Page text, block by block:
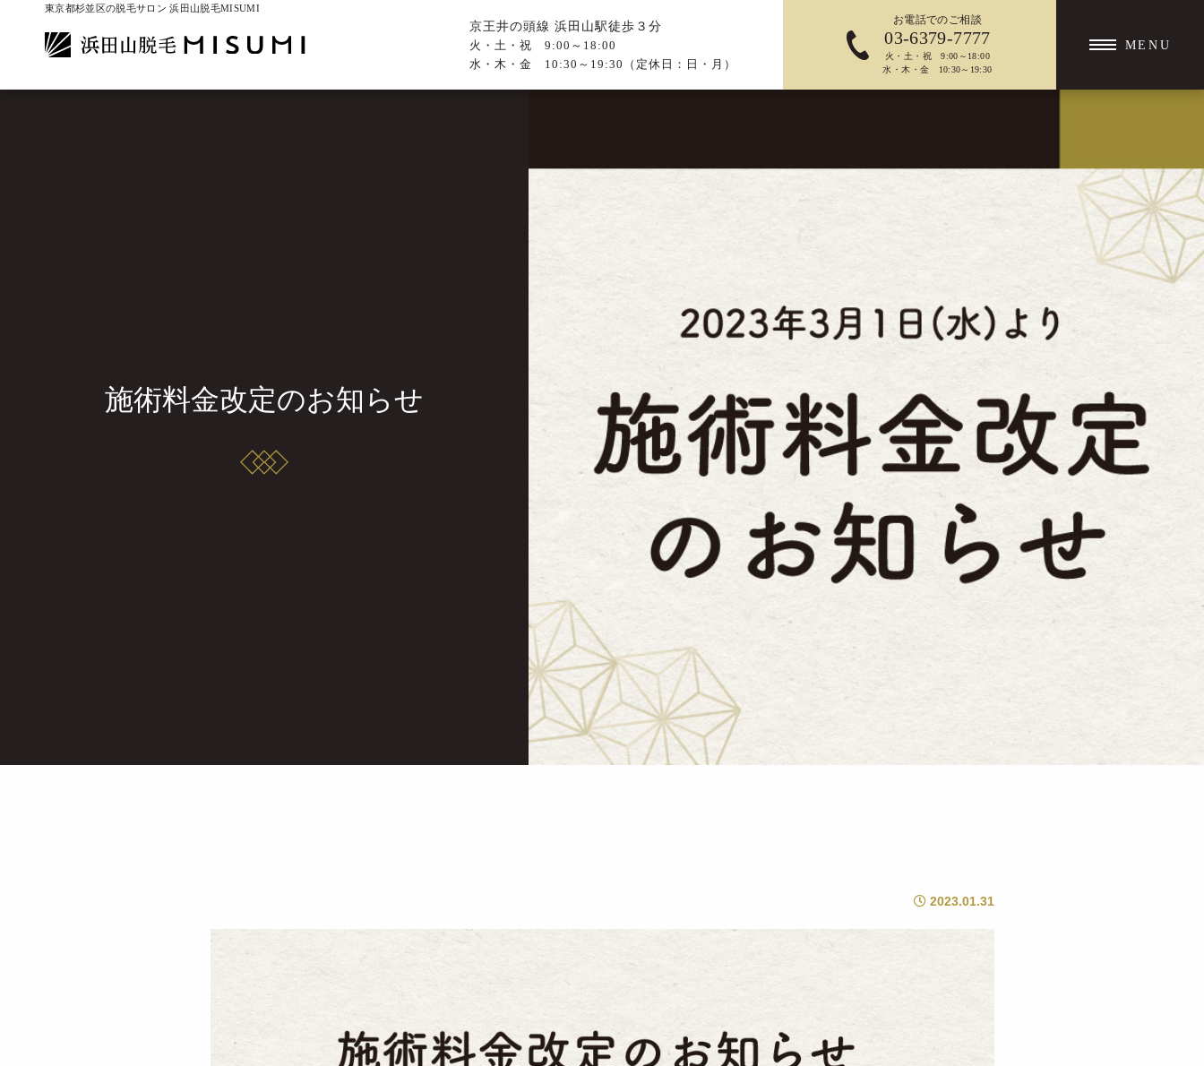
東京都杉並区の脱毛サロン 浜田山脱毛MISUMI
京王井の頭線 浜田山駅徒歩３分
火・土・祝 9:00～18:00
水・木・金 10:30～19:30（定休日：日・月）
お電話でのご相談
03-6379-7777
火・土・祝 9:00～18:00
水・木・金 10:30～19:30
MENU
施術料金改定のお知らせ
2023.01.31